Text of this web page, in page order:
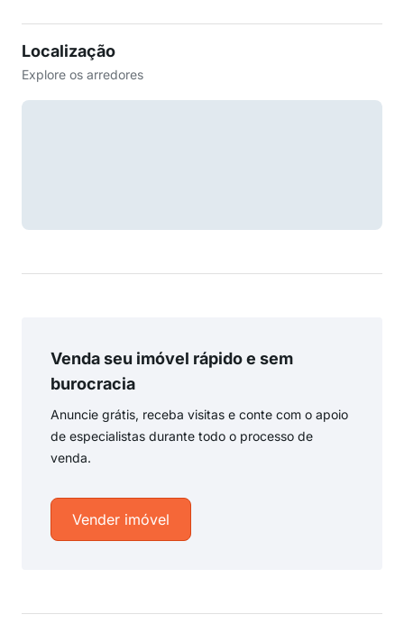
Localização
Explore os arredores
Venda seu imóvel rápido e sem
burocracia
Anuncie grátis, receba visitas e conte com o apoio
de especialistas durante todo o processo de
venda.
Vender imóvel